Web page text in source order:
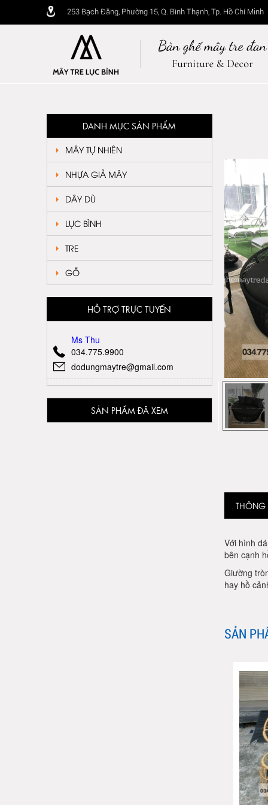
253 Bạch Đằng, Phường 15, Q. Bình Thạnh, Tp. Hồ Chí Minh
DANH MỤC SẢN PHẨM
MÂY TỰ NHIÊN
NHỰA GIẢ MÂY
DÂY DÙ
LỤC BÌNH
TRE
GỖ
HỖ TRỢ TRỰC TUYẾN
Ms Thu
034.775.9900
dodungmaytre@gmail.com
SẢN PHẨM ĐÃ XEM
THÔNG
Với hình
bên cạnh
Giường
hay hồ
SẢN